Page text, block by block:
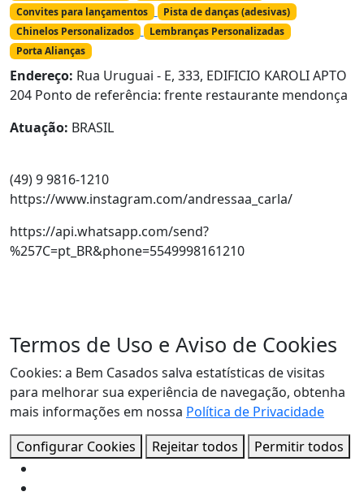
Convites para lançamentos
Pista de danças (adesivas)
Chinelos Personalizados
Lembranças Personalizadas
Porta Alianças
Endereço: Rua Uruguai - E, 333, EDIFICIO KAROLI APTO
204 Ponto de referência: frente restaurante mendonça
Atuação: BRASIL
(49) 9 9816-1210
https://www.instagram.com/andressaa_carla/
https://api.whatsapp.com/send?
%257C=pt_BR&phone=5549998161210
Termos de Uso e Aviso de Cookies
Cookies: a Bem Casados salva estatísticas de visitas
para melhorar sua experiência de navegação, obtenha
mais informações em nossa Política de Privacidade
Configurar Cookies
Rejeitar todos Permitir todos